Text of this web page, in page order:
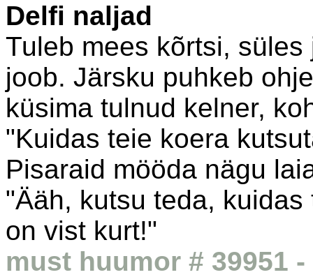
Delfi naljad
Tuleb mees kõrtsi,
joob. Järsku puhkeb
küsima tulnud kelner,
"Kuidas teie koera
Pisaraid mööda nägu
"Ääh, kutsu teda,
on vist kurt!"
must huumor # 39951 -